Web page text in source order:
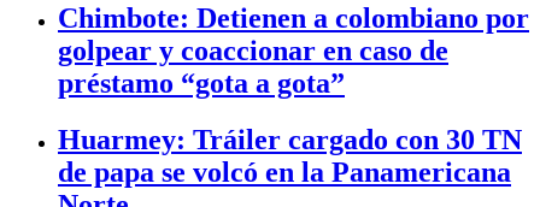
Chimbote: Detienen a colombiano por
golpear y coaccionar en caso de
préstamo “gota a gota”
Huarmey: Tráiler cargado con 30 TN
de papa se volcó en la Panamericana